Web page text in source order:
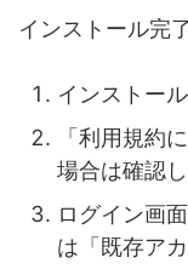
インストール完
インストー
「利用規約
場合は確認
ログイン画
は「既存ア